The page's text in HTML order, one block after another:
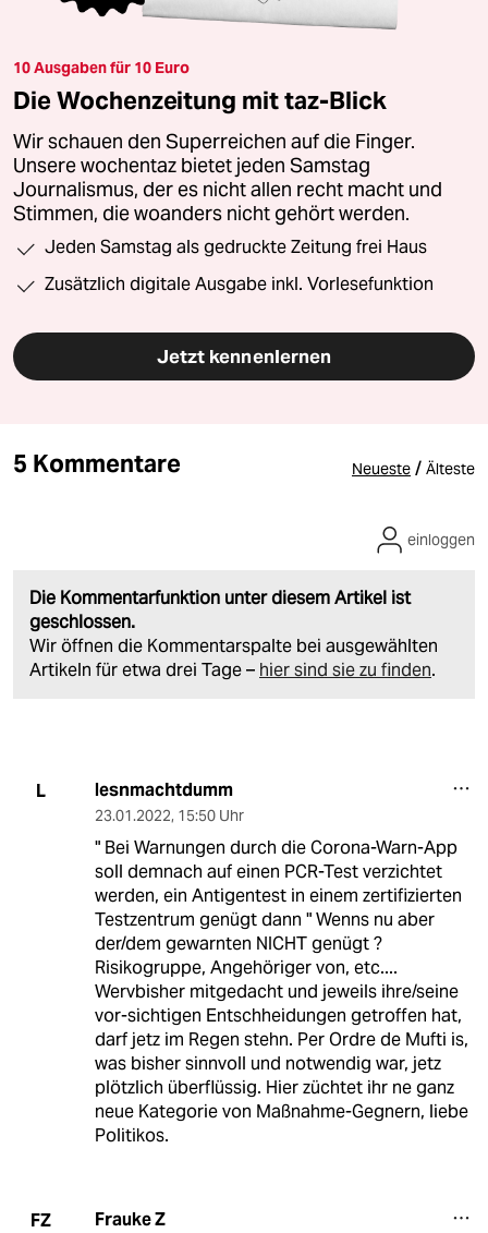
10 Ausgaben für 10 Euro
Die Wochenzeitung mit taz-Blick
Wir schauen den Superreichen auf die Finger.
Unsere wochentaz bietet jeden Samstag
Journalismus, der es nicht allen recht macht und
Stimmen, die woanders nicht gehört werden.
Jeden Samstag als gedruckte Zeitung frei Haus
Zusätzlich digitale Ausgabe inkl. Vorlesefunktion
Jetzt kennenlernen
5 Kommentare Neueste / Älteste
Die Kommentarfunktion unter diesem Artikel ist
geschlossen.
Wir öffnen die Kommentarspalte bei ausgewählten
Artikeln für etwa drei Tage – hier sind sie zu finden.
einloggen
L lesnmachtdumm
23.01.2022, 15:50 Uhr
" Bei Warnungen durch die Corona-Warn-App
soll demnach auf einen PCR-Test verzichtet
werden, ein Antigentest in einem zertifizierten
Testzentrum genügt dann " Wenns nu aber
der/dem gewarnten NICHT genügt ?
Risikogruppe, Angehöriger von, etc....
Wervbisher mitgedacht und jeweils ihre/seine
vor-sichtigen Entschheidungen getroffen hat,
darf jetz im Regen stehn. Per Ordre de Mufti is,
was bisher sinnvoll und notwendig war, jetz
plötzlich überflüssig. Hier züchtet ihr ne ganz
neue Kategorie von Maßnahme-Gegnern, liebe
Politikos.
FZ Frauke Z